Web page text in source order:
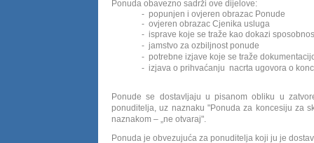
Ponuda obavezno sadrži ove dijelove:
- popunjen i ovjeren obrazac Ponude
- ovjeren obrazac Cjenika usluga
- isprave koje se traže kao dokazi
- jamstvo za ozbiljnost ponude
- potrebne izjave koje se traže
- izjava o prihvaćanju nacrta ugovora o
Ponude se dostavljaju u pisanom obliku u
ponuditelja, uz naznaku "Ponuda za koncesiju za
naznakom – „ne otvaraj".
Ponuda je obvezujuća za ponuditelja koji ju je